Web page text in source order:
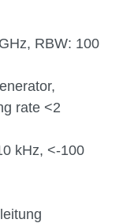
RBW: 100
rate <2
kHz, <-100